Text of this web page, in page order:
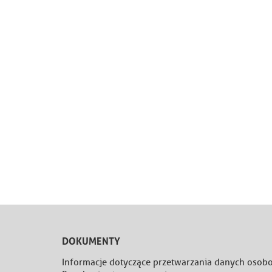
DOKUMENTY
Informacje dotyczące przetwarzania danych